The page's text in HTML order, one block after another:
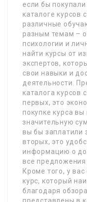
если бы
каталоге курсов
различные
разным темам –
психологии и
найти курсы от
экспертов,
свои навыки и
деятельности.
каталога курсов
первых, это
покупке курса
значительную
вы бы заплатили
вторых, это
информацию о
все
Кроме того, у
курс, который
благодаря